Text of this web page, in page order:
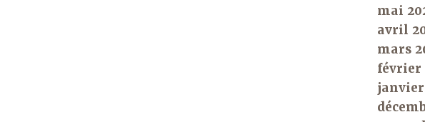
mai
avril
mars
février
janvier